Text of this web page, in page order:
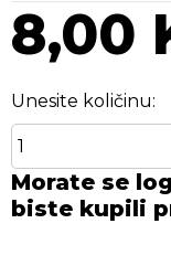
8,00
Unesite količinu:
Morate se
biste kupili